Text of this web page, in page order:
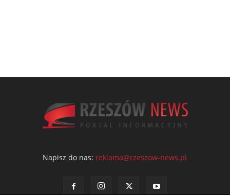
Napisz do nas: reklama@rzeszow-news.pl